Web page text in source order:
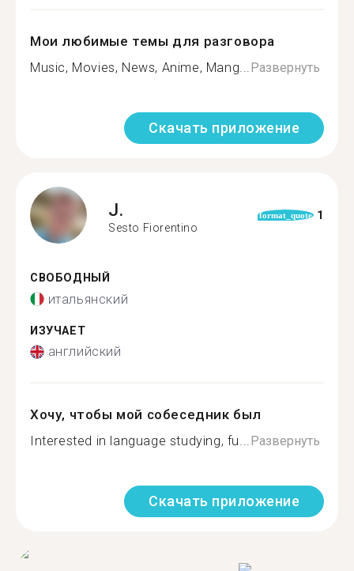
Мои любимые темы для разговора
Music, Movies, News, Anime, Mang...Развернуть
Скачать приложение
J.
Sesto Fiorentino
format_quote 1
СВОБОДНЫЙ
итальянский
ИЗУЧАЕТ
английский
Хочу, чтобы мой собеседник был
Interested in language studying, fu...Развернуть
Скачать приложение